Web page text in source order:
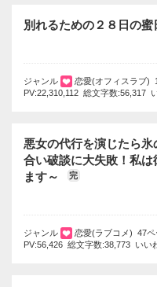
別れるための２８日の蜜
ジャンル
恋愛(オフィスラブ)
PV:22,310,112 総文字数:56,317
悪女の代行を演じたら
合い破談に大失敗！私
ます～
完
ジャンル
恋愛(ラブコメ) 47ペ
PV:56,426 総文字数:38,773 いい